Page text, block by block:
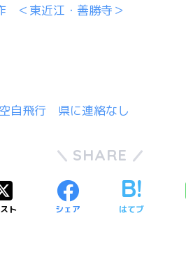
＜東近江・善勝寺＞
空自飛行 県に連絡なし
SHARE
ト シェア はてブ